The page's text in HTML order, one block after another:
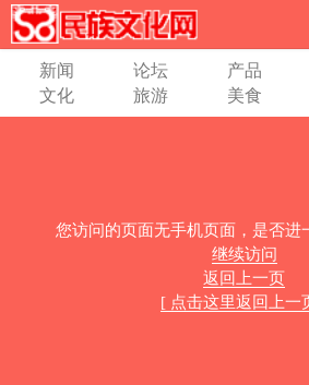
新闻 论坛 产品
文化
旅游 美食
您访问的页面无手机页面，是否进
继续访问
返回上一页
[ 点击这里返回上一